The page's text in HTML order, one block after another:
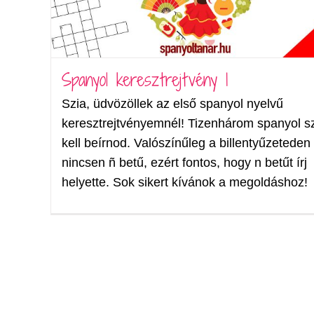
Spanyol keresztrejtvény 1
Szia, üdvözöllek az első spanyol nyelvű
keresztrejtvényemnél! Tizenhárom spanyol
kell beírnod. Valószínűleg a billentyűzeteden
nincsen ñ betű, ezért fontos, hogy n betűt írj
helyette. Sok sikert kívánok a megoldáshoz!